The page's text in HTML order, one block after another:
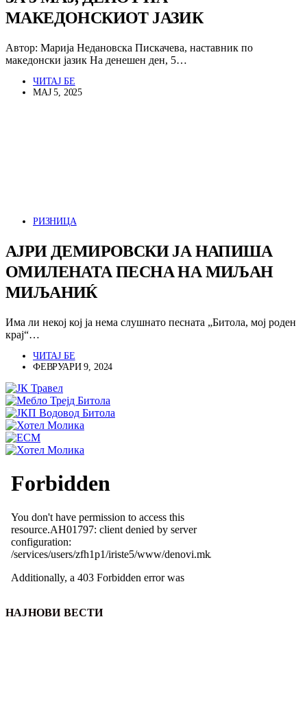
МАКЕДОНСКИОТ ЈАЗИК
Автор: Марија Недановска Пискачева, наставник по
македонски јазик На денешен ден, 5…
ЧИТАЈ БЕ
МАЈ 5, 2025
РИЗНИЦА
АЈРИ ДЕМИРОВСКИ ЈА НАПИША
ОМИЛЕНАТА ПЕСНА НА МИЉАН
МИЉАНИЌ
Има ли некој кој ја нема слушнато песната „Битола, мој роден
крај“…
ЧИТАЈ БЕ
ФЕВРУАРИ 9, 2024
НАЈНОВИ ВЕСТИ